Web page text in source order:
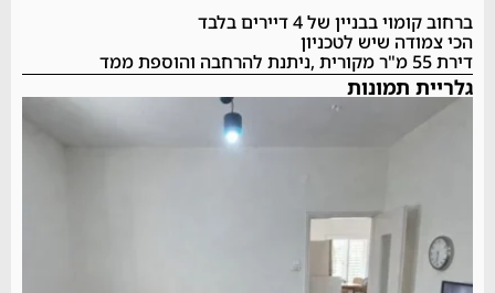
ברחוב קומוי בבניין של 4 דיירים בלבד
הכי צמודה שיש לטכניון
דירת 55 מ"ר מקורית ,ניתנת להרחבה והוספת ממד
גלריית תמונות